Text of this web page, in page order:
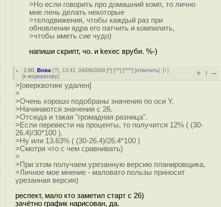
>Но если говорить про домашний комп, то лично
мне лень делать некоторые
>телодвижения, чтобы каждый раз при
обновлении ядра его патчить и компилить,
>чтобы иметь сие чудо)
напиши скрипт, чо. и kexec вруби. %-)
2.60 ,Вова (?), 13:41, 04/09/2009 [^] [^^] [^^^] [ответить][↑]
[к модератору] + / –
>[оверквотинг удален]
>
>Очень хорошо подобраны значения по оси Y.
>Начинаются значения с 26.
>Отсюда и такая "громадная разница".
>Если перевести на проценты, то получится 12% ( (30-
26.4)/30*100 ).
>Ну или 13.63% ( (30-26.4)/26.4*100 )
>Смотря что с чем сравнивать)
>
>При этом получаем урезанную версию планировщика.
>Личное мое мнение - маловато пользы приносит
урезанная версия)
респект, мало кто заметил старт с 26)
зачётно график нарисован, да.